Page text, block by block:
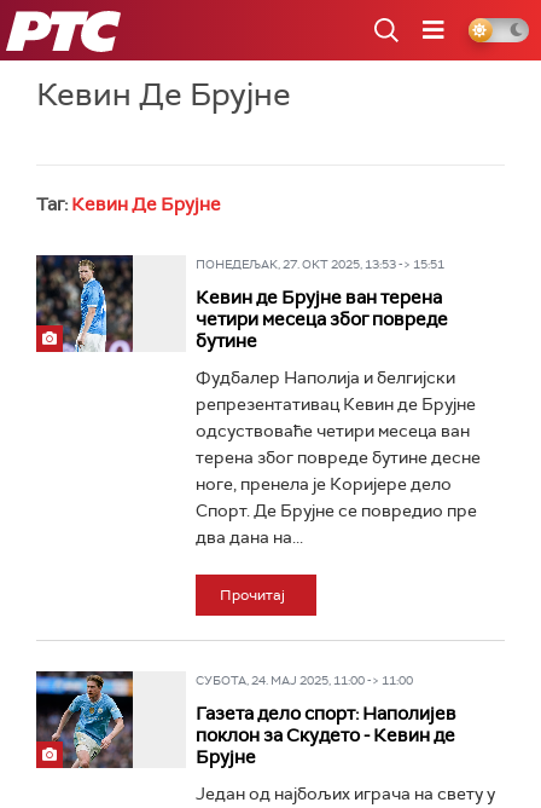
РТС
Кевин Де Брујне
Таг: Кевин Де Брујне
ПОНЕДЕЉАК, 27. ОКТ 2025, 13:53 -> 15:51
Кевин де Брујне ван терена
четири месеца због повреде
бутине
Фудбалер Наполија и белгијски
репрезентативац Кевин де Брујне
одсуствоваће четири месеца ван
терена због повреде бутине десне
ноге, пренела је Коријере дело
Спорт. Де Брујне се повредио пре
два дана на...
Прочитај
СУБОТА, 24. МАЈ 2025, 11:00 -> 11:00
Газета дело спорт: Наполијев
поклон за Скудето - Кевин де
Брујне
Један од најбољих играча на свету у